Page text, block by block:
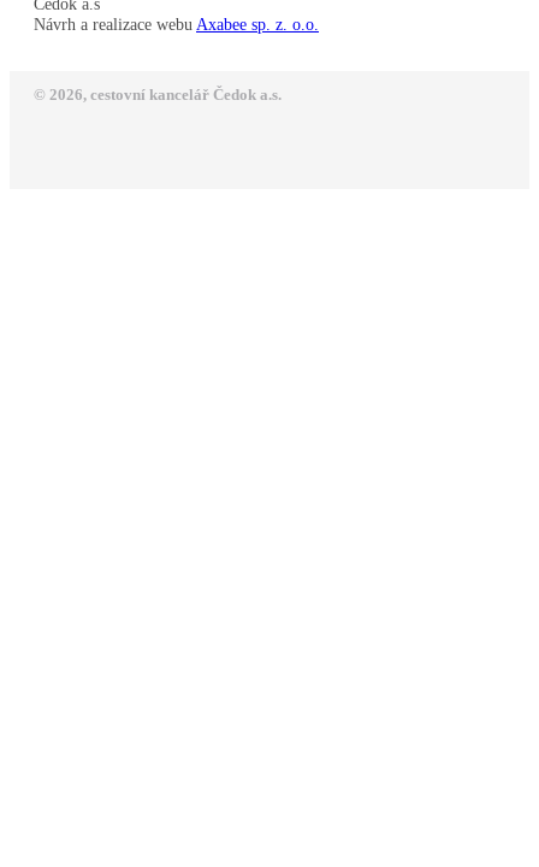
Čedok a.s
Návrh a realizace webu Axabee sp. z. o.o.
© 2026, cestovní kancelář Čedok a.s.